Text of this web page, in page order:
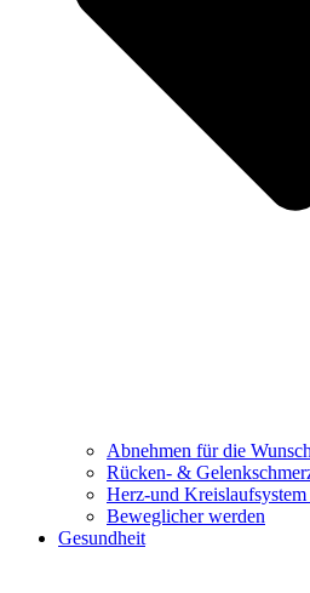
Abnehmen für die
Rücken- &
Herz-und
Beweglicher werden
Gesundheit